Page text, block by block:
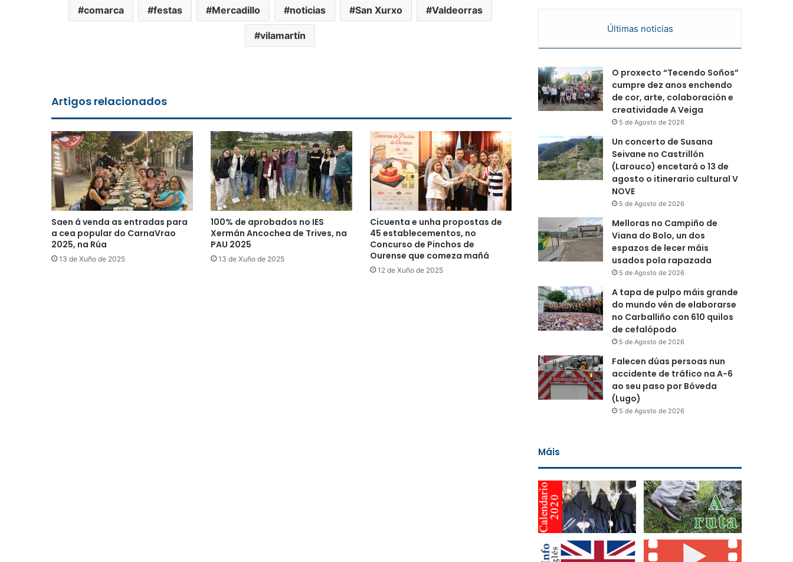
comarca festas Mercadillo noticias San Xurxo Valdeorras
vilamartín
Artigos relacionados
Saen á venda as entradas para
a cea popular do CarnaVrao
2025, na Rúa
13 de Xuño de 2025
100% de aprobados no IES
Xermán Ancochea de Trives, na
PAU 2025
13 de Xuño de 2025
Cicuenta e unha propostas de
45 establecementos, no
Concurso de Pinchos de
Ourense que comeza mañá
12 de Xuño de 2025
Últimas noticias
O proxecto “Tecendo Soños”
cumpre dez anos enchendo
de cor, arte, colaboración e
creatividade A Veiga
5 de Agosto de 2026
Un concerto de Susana
Seivane no Castrillón
(Larouco) encetará o 13 de
agosto o itinerario cultural V
NOVE
5 de Agosto de 2026
Melloras no Campiño de
Viana do Bolo, un dos
espazos de lecer máis
usados pola rapazada
5 de Agosto de 2026
A tapa de pulpo máis grande
do mundo vén de elaborarse
no Carballiño con 610 quilos
de cefalópodo
5 de Agosto de 2026
Falecen dúas persoas nun
accidente de tráfico na A-6
ao seu paso por Bóveda
(Lugo)
5 de Agosto de 2026
Máis